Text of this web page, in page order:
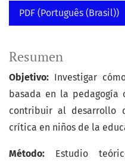
PDF (Português (Brasil))
Resumen
Objetivo: Investigar
basada en la pedagogía
contribuir al desarrollo
crítica en niños de la
Método: Estudio